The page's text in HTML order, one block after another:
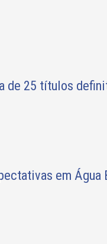
de 25 títulos
em Água